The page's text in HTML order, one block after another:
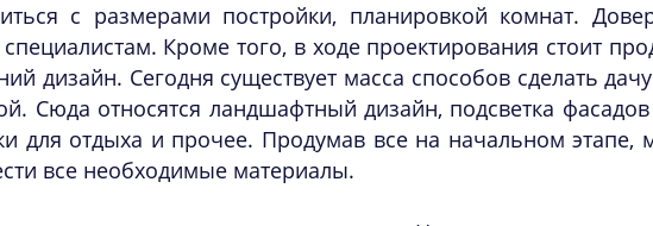
с размерами постройки, планировкой комнат.
Кроме того, в ходе проектирования стоит
дизайн. Сегодня существует масса способов сделать
Сюда относятся ландшафтный дизайн, подсветка фасадов
для отдыха и прочее. Продумав все на начальном этапе,
все необходимые материалы.